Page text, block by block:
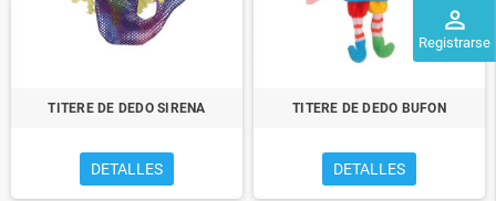
perm_identity
Registrarse
TITERE DE DEDO SIRENA
DETALLES
TITERE DE DEDO BUFON
DETALLES